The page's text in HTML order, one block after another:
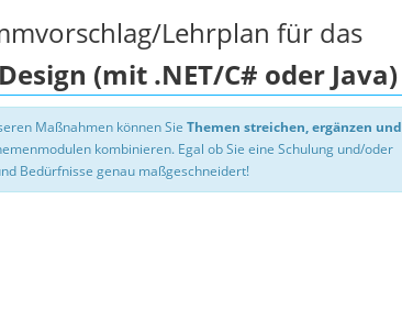
Lehrplan für das
(mit .NET/C# oder Java)
Maßnahmen können Sie Themen streichen, ergänzen und
kombinieren. Egal ob Sie eine Schulung und/oder
Bedürfnisse genau maßgeschneidert!